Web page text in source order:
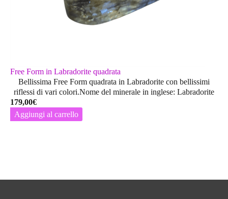
Free Form in Labradorite quadrata
Bellissima Free Form quadrata in Labradorite con bellissimi
riflessi di vari colori.Nome del minerale in inglese: Labradorite
179,00€
Aggiungi al carrello